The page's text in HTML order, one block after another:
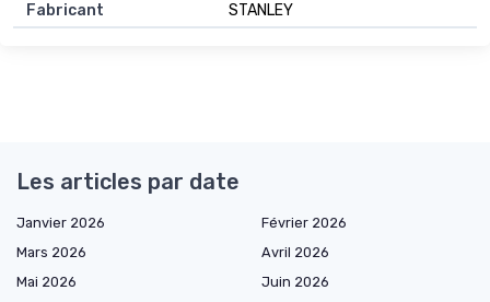
Fabricant STANLEY
Les articles par date
Janvier 2026
Février 2026
Mars 2026
Avril 2026
Mai 2026
Juin 2026